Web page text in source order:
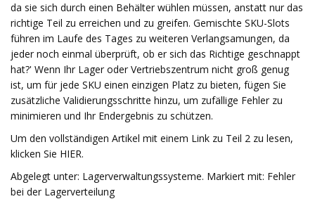
da sie sich durch einen Behälter wühlen müssen, anstatt nur das
richtige Teil zu erreichen und zu greifen. Gemischte SKU-Slots
führen im Laufe des Tages zu weiteren Verlangsamungen, da
jeder noch einmal überprüft, ob er sich das Richtige geschnappt
hat?' Wenn Ihr Lager oder Vertriebszentrum nicht groß genug
ist, um für jede SKU einen einzigen Platz zu bieten, fügen Sie
zusätzliche Validierungsschritte hinzu, um zufällige Fehler zu
minimieren und Ihr Endergebnis zu schützen.
Um den vollständigen Artikel mit einem Link zu Teil 2 zu lesen,
klicken Sie HIER.
Abgelegt unter: Lagerverwaltungssysteme. Markiert mit: Fehler
bei der Lagerverteilung